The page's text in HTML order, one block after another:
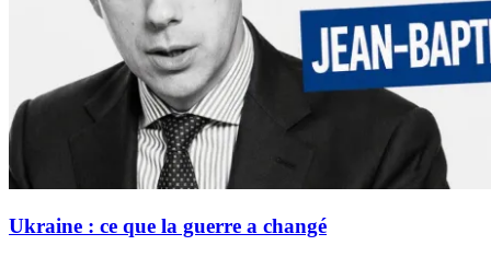
Ukraine : ce que la guerre a changé